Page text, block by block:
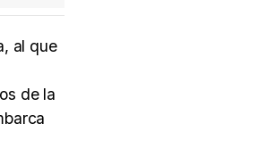
al que
de la